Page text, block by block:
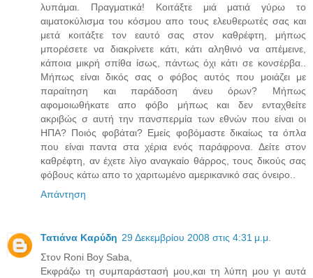
λυπάμαι. Πραγματικά! Κοιτάξτε μιά ματιά γύρω το
αιματοκύλισμα του κόσμου απο τους ελευθερωτές σας και
μετά κοιτάξτε τον εαυτό σας στον καθρέφτη, μήπως
μπορέσετε να διακρίνετε κάτι, κάτι αληθινό να απέμεινε,
κάποια μικρή σπίθα ίσως, πάντως όχι κάτι σε κονσέρβα..
Μήπως είναι δικός σας ο φόβος αυτός που μοιάζει με
παραίτηση και παράδοση άνευ όρων? Μήπως
αφομοιωθήκατε απο φόβο μήπως και δεν ενταχθείτε
ακριβώς σ αυτή την πανσπερμία των εθνών που είναι οι
ΗΠΑ? Ποιός φοβάται? Εμείς φοβόμαστε δικαίως τα όπλα
που είναι παντα στα χέρια ενός παράφρονα. Δείτε στον
καθρέφτη, αν έχετε λίγο αναγκαίο θάρρος, τους δικούς σας
φόβους κάτω απο το χαριτωμένο αμερικανικό σας όνειρο..
Απάντηση
Τατιάνα Καρύδη 29 Δεκεμβρίου 2008 στις 4:31 μ.μ.
Στον Roni Boy Saba,
Εκφράζω τη συμπαράστασή μου,και τη λύπη μου γι αυτά